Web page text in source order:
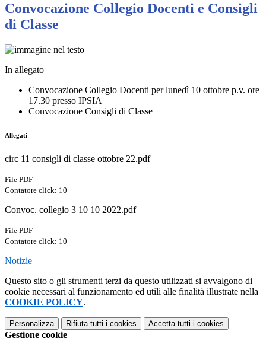
Convocazione Collegio Docenti e Consigli
di Classe
In allegato
Convocazione Collegio Docenti per lunedì 10 ottobre p.v. ore
17.30 presso IPSIA
Convocazione Consigli di Classe
Allegati
circ 11 consigli di classe ottobre 22.pdf
File PDF
Contatore click: 10
Convoc. collegio 3 10 10 2022.pdf
File PDF
Contatore click: 10
Notizie
Questo sito o gli strumenti terzi da questo utilizzati si avvalgono di
cookie necessari al funzionamento ed utili alle finalità illustrate nella
COOKIE POLICY.
Personalizza Rifiuta tutti i cookies Accetta tutti i cookies
Gestione cookie